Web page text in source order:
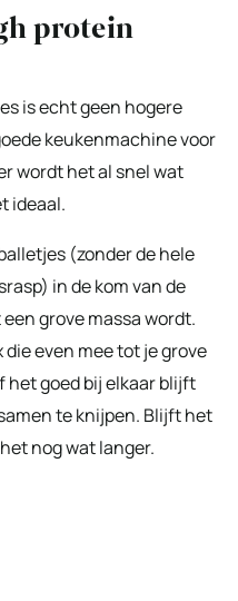
protein
is echt geen hogere
keukenmachine voor
wordt het al snel wat
ideaal.
(zonder de hele
in de kom van de
grove massa wordt.
even mee tot je grove
het goed bij elkaar blijft
te knijpen. Blijft het
nog wat langer.